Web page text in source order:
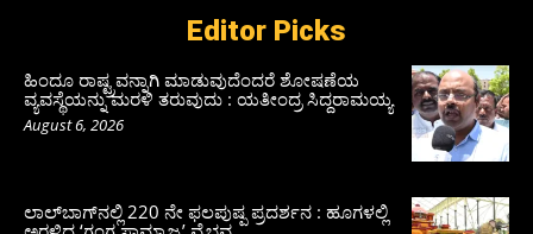
Editor Picks
ಹಿಂದೂ ರಾಷ್ಟ್ರವನ್ನಾಗಿ ಮಾಡುವುದೆಂದರೆ ಶೋಷಣೆಯ
ವ್ಯವಸ್ಥೆಯನ್ನು ಮರಳಿ ತರುವುದು : ಯತೀಂದ್ರ ಸಿದ್ದರಾಮಯ್ಯ
August 6, 2026
ಲಾಲ್‍ಬಾಗ್‍ನಲ್ಲಿ 220 ನೇ ಫಲಪುಷ್ಪ ಪ್ರದರ್ಶನ : ಹೂಗಳಲ್ಲಿ